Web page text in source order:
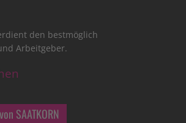
den bestmöglich
Arbeitgeber.
SAATKORN